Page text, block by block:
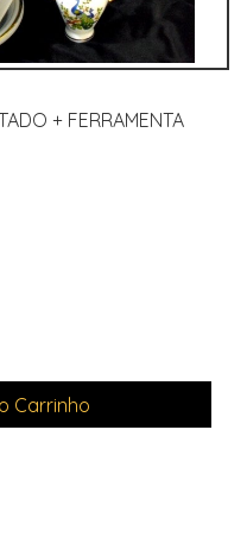
+ FERRAMENTA
Carrinho